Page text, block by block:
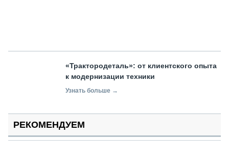
«Трактородеталь»: от клиентского опыта
к модернизации техники
Узнать больше →
РЕКОМЕНДУЕМ